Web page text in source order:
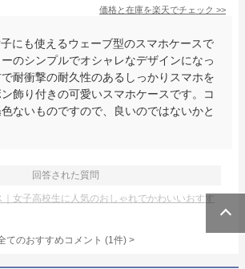
価格と在庫を楽天でチェック >>
にも使えるウェーブ型のスマホケースで
のシンプルでオシャレなデザインになっ
耐衝撃の耐久性のあるしっかりスマホを
飾り付きの可愛いスマホケースです。コ
ないものですので、良いのではないかと
回答された質問
女子高校生に人気のおしゃれでかわいいおすす
てのおすすめコメント (1件) >